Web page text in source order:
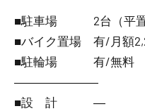
■駐車場 2台（平置
■バイク置場 有/月額
■駐輪場 有/無料
―――――――
■設 計 ―